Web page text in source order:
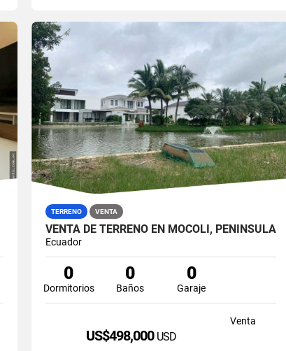
TERRENO VENTA
VENTA DE TERRENO EN MOCOLI, PENÍNSULA
Ecuador
0
Dormitorios
0
Baños
0
Garaje
Venta
US$498,000 USD